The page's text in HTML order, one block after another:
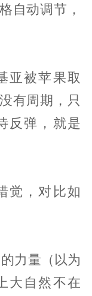
自动调节，
亚被苹果取
有周期，只
反弹，就是
觉，对比如
力量（以为
大自然不在